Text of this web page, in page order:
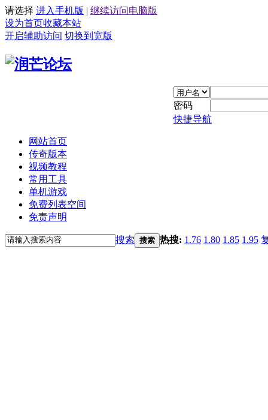
请选择 进入手机版 | 继续访问电脑版
设为首页收藏本站
开启辅助访问 切换到宽版
密码
快捷导航
网站首页
传奇版本
视频教程
常用工具
单机游戏
免费列表空间
免责声明
搜索 搜索 热搜: 1.76 1.80 1.85 1.95